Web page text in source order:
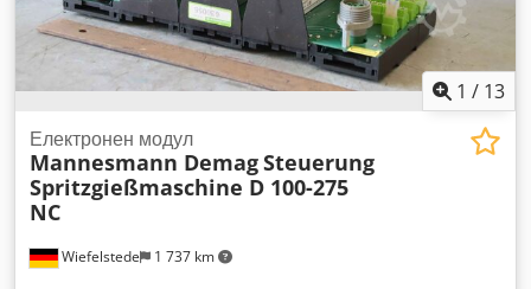
1 / 13
Wiefelstede 1 737 km
Електронен модул
Mannesmann DemagSteuerung
Spritzgießmaschine D 100-275
NC